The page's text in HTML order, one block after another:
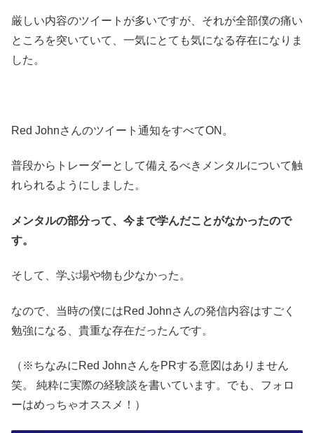
厳しい内容のツイートが多いですが、それが全部僕の痛い
ところを突いていて、一気にとても気になる存在になりま
した。
Red Johnさんのツイート通知をすべてON。
普段からトレーダーとして備えるべきメンタルについて触
れられるようにしました。
メンタルの部分って、今まで学んだことがなかったので
す。
そして、学ぶ場や物も少なかった。
なので、当時の僕にはRed Johnさんの発信内容はすごく
勉強になる、貴重な存在だったんです。
（※ちなみにRed JohnさんをPRする意図はありません
笑。 純粋に実際の経験談を書いています。でも、フォロ
ーはめっちゃオススメ！）